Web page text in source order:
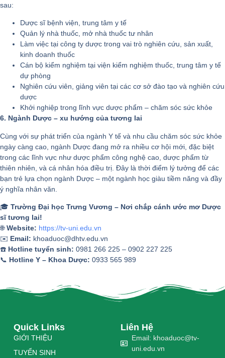
sau:
Dược sĩ bệnh viện, trung tâm y tế
Quản lý nhà thuốc, mở nhà thuốc tư nhân
Làm việc tại công ty dược trong vai trò nghiên cứu, sản xuất,
kinh doanh thuốc
Cán bộ kiểm nghiệm tại viện kiểm nghiệm thuốc, trung tâm y tế
dự phòng
Nghiên cứu viên, giảng viên tại các cơ sở đào tạo và nghiên cứu
dược
Khởi nghiệp trong lĩnh vực dược phẩm – chăm sóc sức khỏe
6. Ngành Dược – xu hướng của tương lai
Cùng với sự phát triển của ngành Y tế và nhu cầu chăm sóc sức khỏe
ngày càng cao, ngành Dược đang mở ra nhiều cơ hội mới, đặc biệt
trong các lĩnh vực như dược phẩm công nghệ cao, dược phẩm từ
thiên nhiên, và cá nhân hóa điều trị. Đây là thời điểm lý tưởng để các
bạn trẻ lựa chọn ngành Dược – một ngành học giàu tiềm năng và đầy
ý nghĩa nhân văn.
🎓 Trường Đại học Trưng Vương – Nơi chắp cánh ước mơ Dược
sĩ tương lai!
🌐Website: https://tv-uni.edu.vn
✉️ Email: khoaduoc@dhtv.edu.vn
☎️ Hotline tuyển sinh: 0981 266 225 – 0902 227 225
📞 Hotline Y – Khoa Dược: 0933 565 989
Quick Links
GIỚI THIỆU
TUYỂN SINH
Liên Hệ
Email: khoaduoc@tv-
uni.edu.vn